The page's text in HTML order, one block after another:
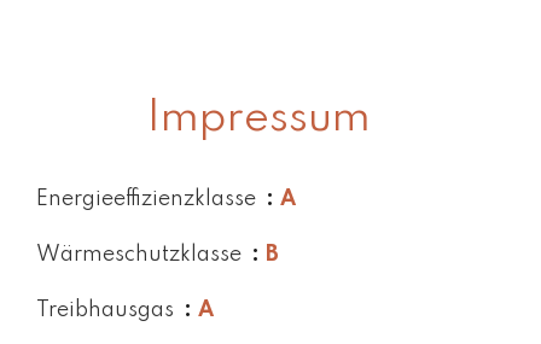
Impressum
Energieeffizienzklasse A
Wärmeschutzklasse B
Treibhausgas A